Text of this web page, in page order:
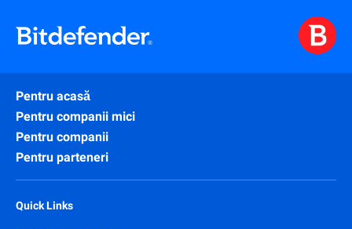
Pentru acasă
Pentru companii mici
Pentru companii
Pentru parteneri
Quick Links